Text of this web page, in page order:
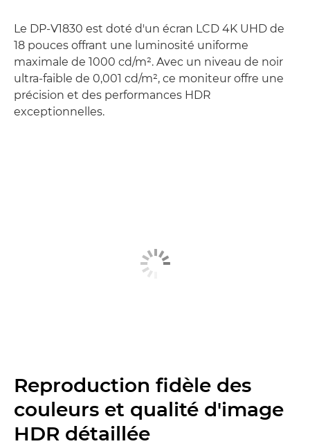
Le DP-V1830 est doté d'un écran LCD 4K UHD de
18 pouces offrant une luminosité uniforme
maximale de 1000 cd/m². Avec un niveau de noir
ultra-faible de 0,001 cd/m², ce moniteur offre une
précision et des performances HDR
exceptionnelles.
Reproduction fidèle des
couleurs et qualité d'image
HDR détaillée